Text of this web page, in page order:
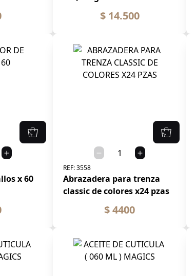
$ 14.500
x 60
REF:3558
Abrazadera para trenza
classic de colores x24 pzas
$ 4400